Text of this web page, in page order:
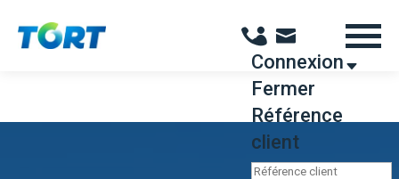
Connexion
Fermer
Référence
client